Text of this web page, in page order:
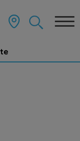
DIGITAL?